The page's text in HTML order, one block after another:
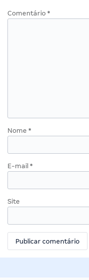
Comentário *
Nome *
E-mail *
Site